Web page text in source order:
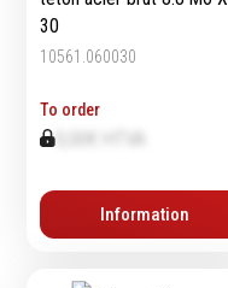
30
10561.060030
To order
0,00€ HTVA
Information